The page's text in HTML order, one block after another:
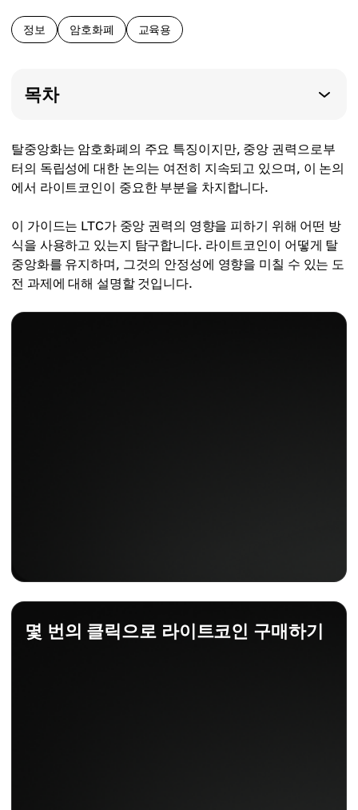
정보 암호화폐 교육용
목차
탈중앙화는 암호화폐의 주요 특징이지만, 중앙 권력으로부
터의 독립성에 대한 논의는 여전히 지속되고 있으며, 이 논의
에서 라이트코인이 중요한 부분을 차지합니다.
이 가이드는 LTC가 중앙 권력의 영향을 피하기 위해 어떤 방
식을 사용하고 있는지 탐구합니다. 라이트코인이 어떻게 탈
중앙화를 유지하며, 그것의 안정성에 영향을 미칠 수 있는 도
전 과제에 대해 설명할 것입니다.
몇 번의 클릭으로 라이트코인 구매하기